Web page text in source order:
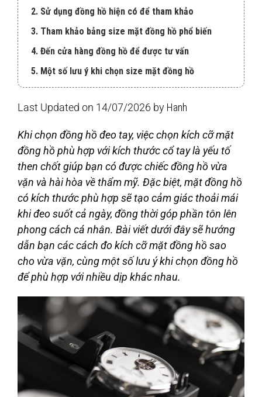
2. Sử dụng đồng hồ hiện có để tham khảo
3. Tham khảo bảng size mặt đồng hồ phổ biến
4. Đến cửa hàng đồng hồ để được tư vấn
5. Một số lưu ý khi chọn size mặt đồng hồ
Last Updated on 14/07/2026 by Hanh
Khi chọn đồng hồ đeo tay, việc chọn kích cỡ mặt
đồng hồ phù hợp với kích thước cổ tay là yếu tố
then chốt giúp bạn có được chiếc đồng hồ vừa
vặn và hài hòa về thẩm mỹ. Đặc biệt, mặt đồng hồ
có kích thước phù hợp sẽ tạo cảm giác thoải mái
khi đeo suốt cả ngày, đồng thời góp phần tôn lên
phong cách cá nhân. Bài viết dưới đây sẽ hướng
dẫn bạn các cách đo kích cỡ mặt đồng hồ sao
cho vừa vặn, cùng một số lưu ý khi chọn đồng hồ
để phù hợp với nhiều dịp khác nhau.